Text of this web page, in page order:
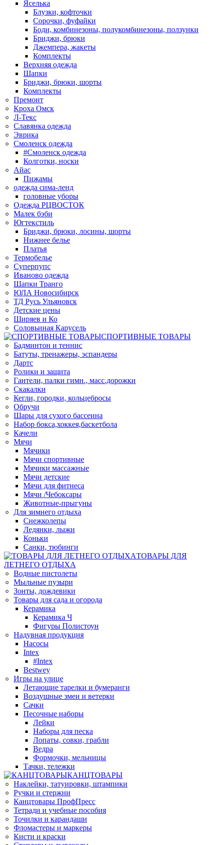
Яселька
Блузки, кофточки
Сорочки, фуфайки
Боди, комбинезоны, полукомбинезоны, ползунки
Бриджи, брюки
Джемпера, жакеты
Комплекты
Верхняя одежда
Шапки
Бриджи, брюки, шорты
Комплекты
Премонт
Кроха Омск
Л-Текс
Славянка одежда
Эврика
Смоленск одежда
#Смоленск одежда
Колготки, носки
Айас
Пижамы
одежда сима-ленд
головные уборы
Одежда РЦВОСТОК
Малек бэби
Югтекстиль
Бриджи, брюки, лосины, шорты
Нижнее белье
Платья
Термобелье
Суперпупс
Иваново одежда
Шапки Транго
ЮЛА Новосибирск
ТД Русь Ульяновск
Детские цены
Ширяев и Ко
Соловьиная Карусель
СПОРТИВНЫЕ ТОВАРЫ
Бадминтон и теннис
Батуты, тренажеры, эспандеры
Дартс
Ролики и защита
Гантели, палки гимн., масс.дорожки
Скакалки
Кегли, городки, кольцебросы
Обручи
Шары для сухого бассеина
Набор бокса,хоккея,баскетбола
Качели
Мячи
Мячики
Мячи спортивные
Мячики массажные
Мячи детские
Мячи для фитнеса
Мячи /Чебоксары
Животные-прыгуны
Для зимнего отдыха
Снежколепы
Ледянки, лыжи
Коньки
Санки, тюбинги
ТОВАРЫ ДЛЯ
ЛЕТНЕГО ОТДЫХА
Водные пистолеты
Мыльные пузыри
Зонты, дождевики
Товары для сада и огорода
Керамика
Керамика Ч
Фигуры Полистоун
Надувная продукция
Насосы
Intex
#Intex
Bestwey
Игры на улице
Летающие тарелки и бумеранги
Воздушные змеи и ветерки
Сачки
Песочные наборы
Лейки
Наборы для песка
Лопаты, совки, грабли
Ведра
Формочки, мельницы
Тачки, тележки
КАНЦТОВАРЫ
Наклейки, татуировки, штампики
Ручки и стержни
Канцтовары ПрофПресс
Тетради и учебные пособия
Точилки и карандаши
Фломастеры и маркеры
Кисти и краски